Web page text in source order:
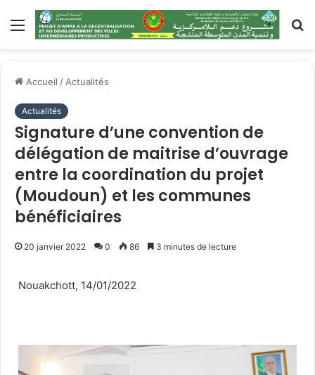
Accueil / Actualités
Actualités
Signature d’une convention de
délégation de maitrise d’ouvrage
entre la coordination du projet
(Moudoun) et les communes
bénéficiaires
20 janvier 2022 0 86 3 minutes de lecture
Nouakchott, 14/01/2022